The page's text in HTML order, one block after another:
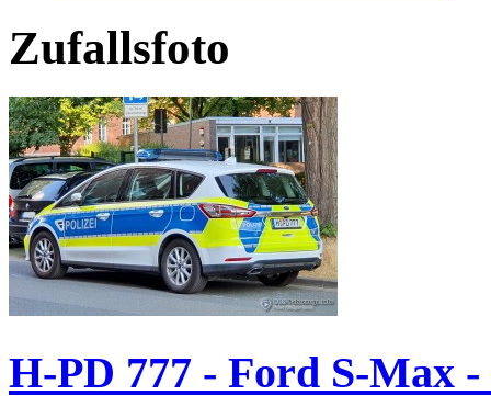
Zufallsfoto
H-PD 777 - Ford S-Max